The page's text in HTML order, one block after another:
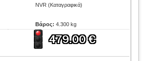
NVR (Καταγραφικά)
Βάρος:4.300 kg